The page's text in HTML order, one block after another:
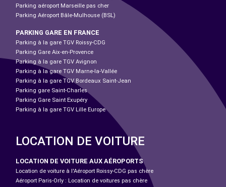
Parking aéroport Marseille pas cher
Parking Aéroport Bâle-Mulhouse (BSL)
PARKING GARE EN FRANCE
Parking à la gare TGV Roissy-CDG
Parking Gare Aix-en-Provence
Parking à la gare TGV Avignon
Parking à la gare TGV Marne-la-Vallée
Parking à la gare TGV Bordeaux Saint-Jean
Parking gare Saint-Charles
Parking Gare Saint Exupéry
Parking à la gare TGV Lille Europe
LOCATION DE VOITURE
LOCATION DE VOITURE AUX AÉROPORTS
Location de voiture à l'Aéroport Roissy-CDG pas chère
Aéroport Paris-Orly : Location de voitures pas chère